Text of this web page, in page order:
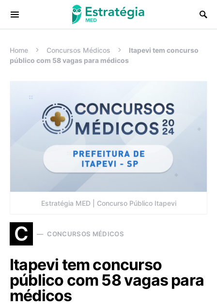
Procurar:
Home Concursos Médicos
Itapevi tem concurso
público com 58 vagas para médicos
Estratégia MED | Concurso Público Itapevi
C CONCURSOS MÉDICOS
Itapevi tem concurso
público com 58 vagas para
médicos